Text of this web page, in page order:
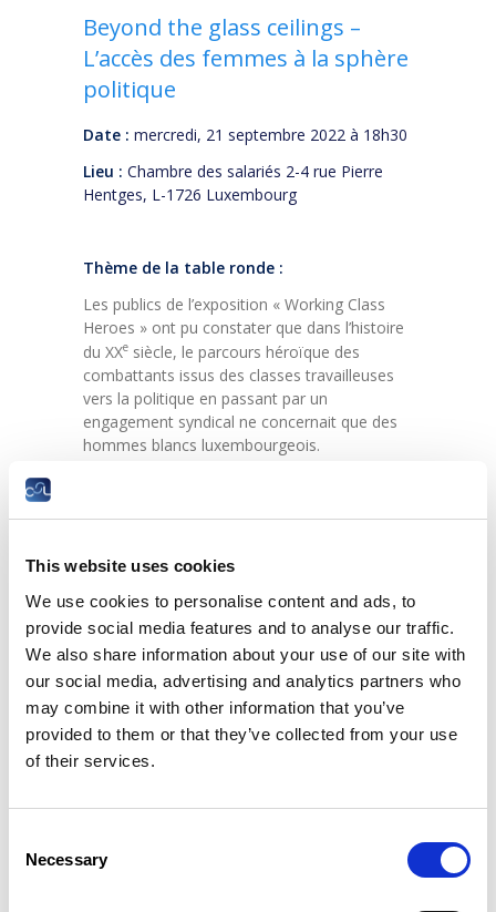
This website uses cookies
We use cookies to personalise content and ads, to
provide social media features and to analyse our traffic.
We also share information about your use of our site with
our social media, advertising and analytics partners who
may combine it with other information that you’ve
provided to them or that they’ve collected from your use
of their services.
Selection
Necessary
Beyond the glass ceilings –
L’accès des femmes à la sphère
politique
Date : mercredi, 21 septembre 2022 à 18h30
Lieu : Chambre des salariés 2-4 rue Pierre
Hentges, L-1726 Luxembourg
Thème de la table ronde :
Les publics de l’exposition « Working Class
Heroes » ont pu constater que dans l’histoire
du XXesiècle, le parcours héroïque des
combattants issus des classes travailleuses
vers la politique en passant par un
engagement syndical ne concernait que des
hommes blancs luxembourgeois.
Si aujourd’hui ces plafonds de « verre » n’ont
constater que de plus en plus de femmes ont
néanmoins réussi à percer ces plafonds,
notamment en devenant présidente de
syndicat, députée ou ministre.
Pour jeter un oeil sur les mécanismes qui ont
empêché et continuent de freiner une bonne
représentation des femmes et de leurs
MUAR – Musée vun der Aarbecht invite des
réussi à percer différents plafonds de « verre